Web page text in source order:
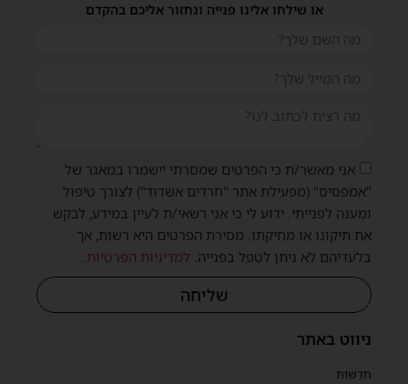
ניווט באתר
חדשות
או שילחו אלינו פנייה ונחזור אליכם בהקדם
אני מאשר/ת כי הפרטים שמסרתי יישמרו במאגר של
"אמפסיס" (מפעילת אתר "חרדים אשדוד") לצורך טיפול
ומענה לפנייתי. ידוע לי כי אני רשאי/ת לעיין במידע, לבקש
את תיקונו או מחיקתו. מסירת הפרטים היא רשות, אך
בלעדיהם לא ניתן לטפל בפנייה.למדיניות הפרטיות.
שליחה